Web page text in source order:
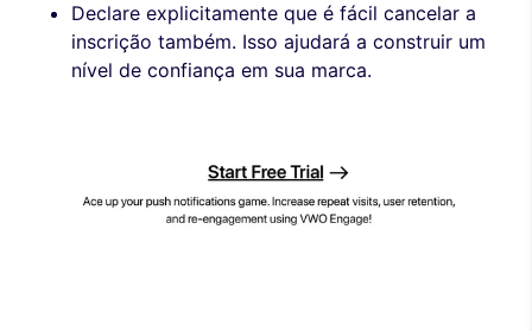
Declare explicitamente que é fácil cancelar a
inscrição também. Isso ajudará a construir um
nível de confiança em sua marca.